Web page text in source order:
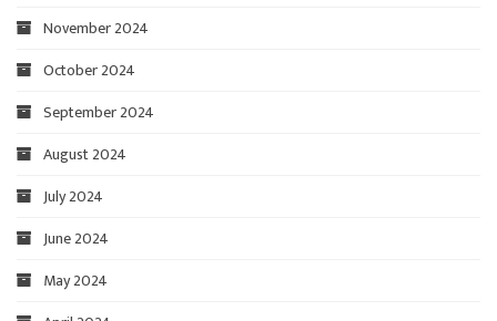
November 2024
October 2024
September 2024
August 2024
July 2024
June 2024
May 2024